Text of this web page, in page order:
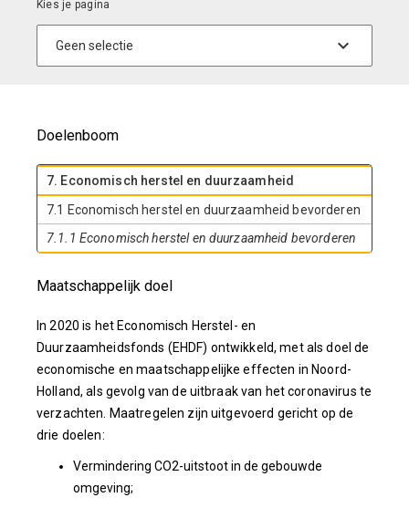
Doelenboom
7. Economisch herstel en duurzaamheid
7.1 Economisch herstel en duurzaamheid bevorderen
7.1.1 Economisch herstel en duurzaamheid bevorderen
Maatschappelijk doel
In 2020 is het Economisch Herstel- en
Duurzaamheidsfonds (EHDF) ontwikkeld, met als doel de
economische en maatschappelijke effecten in Noord-
Holland, als gevolg van de uitbraak van het coronavirus te
verzachten. Maatregelen zijn uitgevoerd gericht op de
drie doelen:
Vermindering CO2-uitstoot in de gebouwde
omgeving;